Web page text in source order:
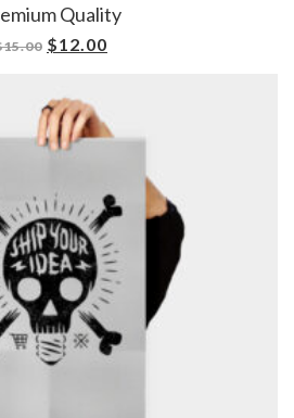
Quality
15.00 $12.00